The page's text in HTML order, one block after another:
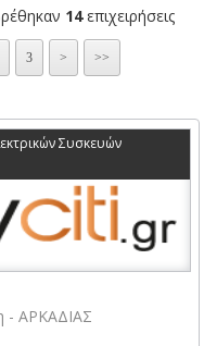
14επιχειρήσεις
3 > >>
Συσκευών
- ΑΡΚΑΔΙΑΣ